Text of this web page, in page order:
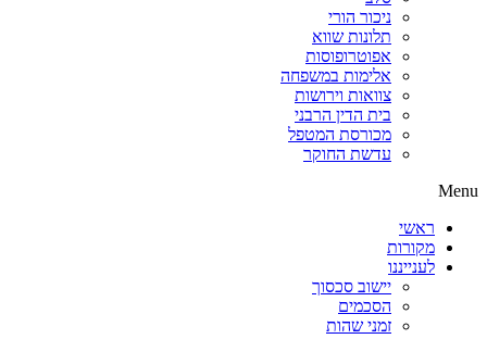
ניכור הורי
תלונות שווא
אפוטרופוסות
אלימות במשפחה
צוואות וירושות
בית הדין הרבני
מכורסת המטפל
עדשת החוקר
Menu
ראשי
מקורות
לענייננו
יישוב סכסוך
הסכמים
זמני שהות